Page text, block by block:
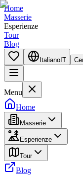
Home
Masserie
Esperienze
Tour
Blog
Italiano IT
Menu
Home
Masserie
Esperienze
Tour
Blog